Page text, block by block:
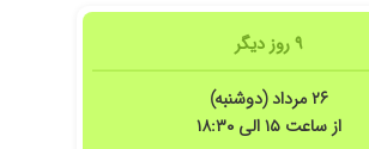
۹ روز دیگر
۲۶ مرداد (دوشنبه)
از ساعت ۱۵ الی ۱۸:۳۰